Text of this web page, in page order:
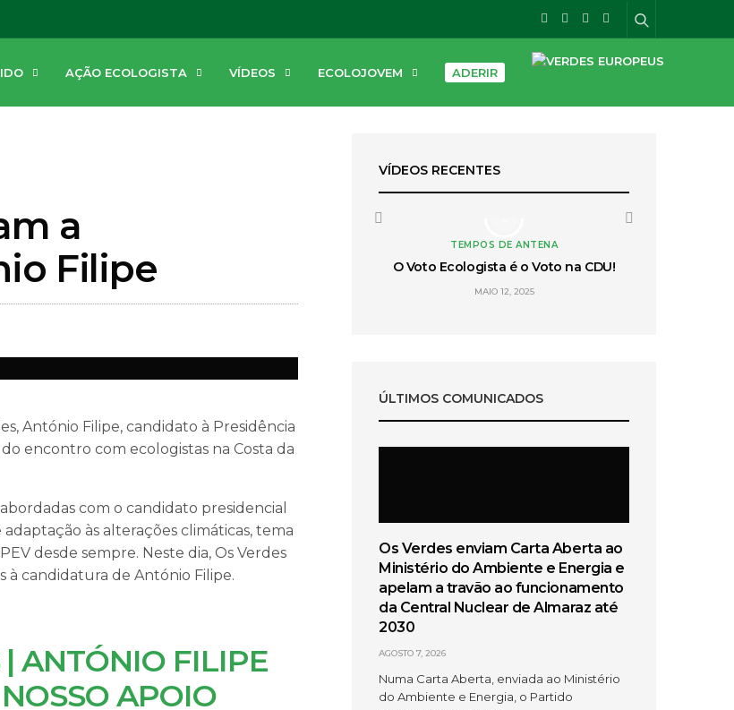
AÇÃO ECOLOGISTA VÍDEOS ECOLOJOVEM ADERIR
a
Filipe
António Filipe, candidato à Presidência
encontro com ecologistas na Costa da
com o candidato presidencial
às alterações climáticas, tema
desde sempre. Neste dia, Os Verdes
à candidatura de António Filipe.
ANTÓNIO FILIPE
APOIO
VÍDEOS RECENTES
Intervenção de José Luis Ferreira
TEMPOS DE ANTENA
O Voto Ecologista é o Voto na CDU!
MAIO 12, 2025
ÚLTIMOS COMUNICADOS
Os Verdes enviam Carta Aberta ao
Ministério do Ambiente e Energia e
apelam a travão ao funcionamento
da Central Nuclear de Almaraz até
2030
AGOSTO 7, 2026
Numa Carta Aberta, enviada ao Ministério
do Ambiente e Energia, o Partido